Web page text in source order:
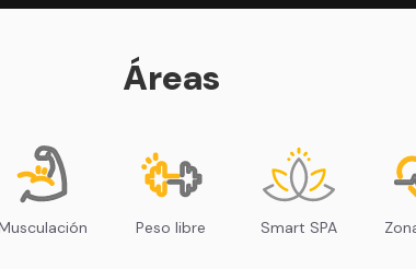
Áreas
Peso libre Smart SPA